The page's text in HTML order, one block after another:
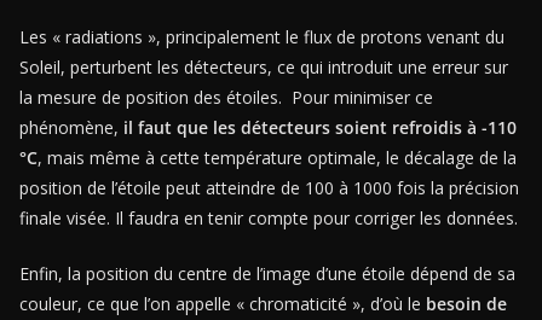
Les « radiations », principalement le flux de protons venant du
Soleil, perturbent les détecteurs, ce qui introduit une erreur sur
la mesure de position des étoiles. Pour minimiser ce
phénomène, il faut que les détecteurs soient refroidis à -110
°C, mais même à cette température optimale, le décalage de la
position de l’étoile peut atteindre de 100 à 1000 fois la précision
finale visée. Il faudra en tenir compte pour corriger les données.
Enfin, la position du centre de l’image d’une étoile dépend de sa
couleur, ce que l’on appelle « chromaticité », d’où le besoin de